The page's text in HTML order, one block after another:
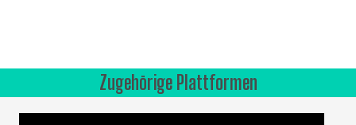
Zugehörige Plattformen